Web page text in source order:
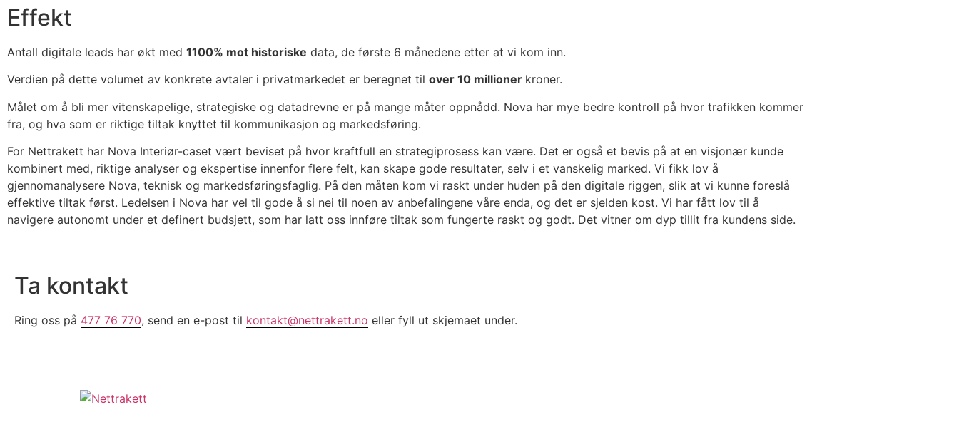
Effekt
Antall digitale leads har økt med 1100% mot historiske data, de første 6 månedene etter at vi kom inn.
Verdien på dette volumet av konkrete avtaler i privatmarkedet er beregnet til over 10 millioner kroner.
Målet om å bli mer vitenskapelige, strategiske og datadrevne er på mange måter oppnådd. Nova har mye bedre kontroll på hvor trafikken kommer
fra, og hva som er riktige tiltak knyttet til kommunikasjon og markedsføring.
For Nettrakett har Nova Interiør-caset vært beviset på hvor kraftfull en strategiprosess kan være. Det er også et bevis på at en visjonær kunde
kombinert med, riktige analyser og ekspertise innenfor flere felt, kan skape gode resultater, selv i et vanskelig marked. Vi fikk lov å
gjennomanalysere Nova, teknisk og markedsføringsfaglig. På den måten kom vi raskt under huden på den digitale riggen, slik at vi kunne foreslå
effektive tiltak først. Ledelsen i Nova har vel til gode å si nei til noen av anbefalingene våre enda, og det er sjelden kost. Vi har fått lov til å
navigere autonomt under et definert budsjett, som har latt oss innføre tiltak som fungerte raskt og godt. Det vitner om dyp tillit fra kundens side.
Ta kontakt
Ring oss på 477 76 770, send en e-post til kontakt@nettrakett.no eller fyll ut skjemaet under.